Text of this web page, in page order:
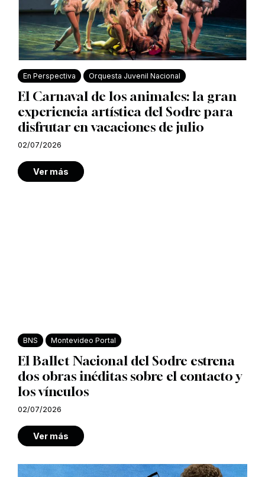
En Perspectiva Orquesta Juvenil Nacional
El Carnaval de los animales: la gran
experiencia artística del Sodre para
disfrutar en vacaciones de julio
02/07/2026
Ver más
BNS Montevideo Portal
El Ballet Nacional del Sodre estrena
dos obras inéditas sobre el contacto y
los vínculos
02/07/2026
Ver más